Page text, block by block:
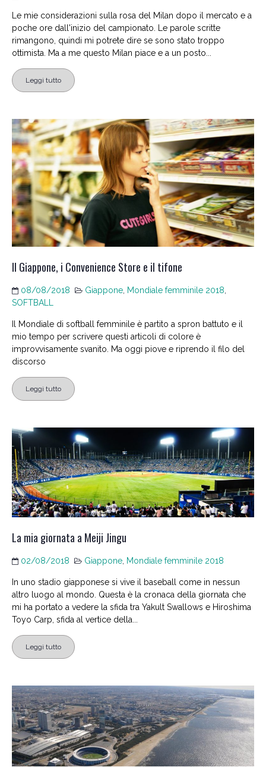
Le mie considerazioni sulla rosa del Milan dopo il mercato e a
poche ore dall'inizio del campionato. Le parole scritte
rimangono, quindi mi potrete dire se sono stato troppo
ottimista. Ma a me questo Milan piace e a un posto...
Leggi tutto
Il Giappone, i Convenience Store e il tifone
08/08/2018 Giappone Mondiale femminile 2018
SOFTBALL
Il Mondiale di softball femminile è partito a spron battuto e il
mio tempo per scrivere questi articoli di colore è
improvvisamente svanito. Ma oggi piove e riprendo il filo del
discorso
Leggi tutto
La mia giornata a Meiji Jingu
02/08/2018 Giappone, Mondiale femminile 2018
In uno stadio giapponese si vive il baseball come in nessun
altro luogo al mondo. Questa è la cronaca della giornata che
mi ha portato a vedere la sfida tra Yakult Swallows e Hiroshima
Toyo Carp, sfida al vertice della...
Leggi tutto